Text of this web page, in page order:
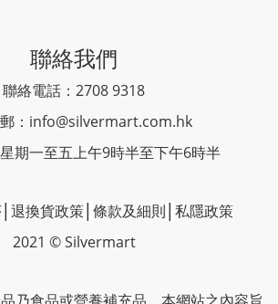
聯絡我們
聯絡電話：2708 9318
： info@silvermart.com.hk
期一至五上午9時半至下午6時半
退換貨政策 條款及細則 私隱政策
2021 © Silvermart